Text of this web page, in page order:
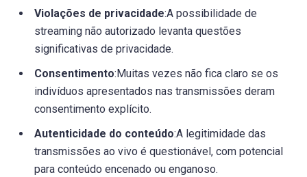
Violações de privacidade:A possibilidade de
streaming não autorizado levanta questões
significativas de privacidade.
Consentimento:Muitas vezes não fica claro se os
indivíduos apresentados nas transmissões deram
consentimento explícito.
Autenticidade do conteúdo:A legitimidade das
transmissões ao vivo é questionável, com potencial
para conteúdo encenado ou enganoso.